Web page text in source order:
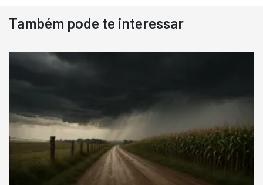
Destaque
Usado
Pá Carregadeira Cat 966
R$ 145.000
Também pode te interessar